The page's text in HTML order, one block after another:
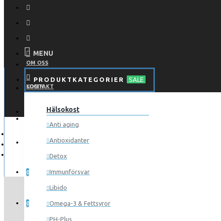
OM OSS
KONTAKT
LOGGA IN
REGISTRERA
0
0
MENU
PRODUKTKATEGORIER SALE
Hälsokost
Anti aging
Antioxidanter
Detox
Immunförsvar
Libido
Omega-3 & Fettsyror
PH-Plus
LOGIN
REGISTER